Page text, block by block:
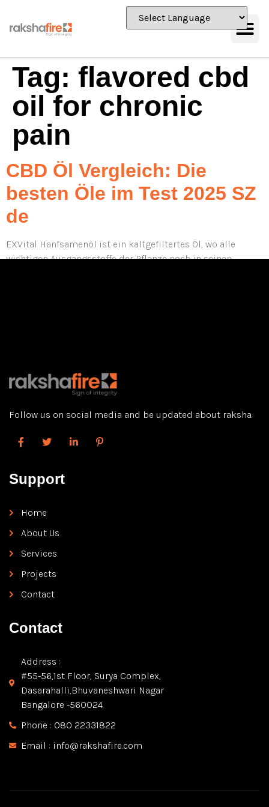
Tag: flavored cbd
oil for chronic
pain
CBD Öl Vergleich: Die
besten Öle im Test 2025 SZ
de
EXVital Hanfsamenöl ist ein kaltgefiltertes Öl, wo alle
wichtigen Ausgangsstoffe der Pflanze noch in seinen
Follow us on social media and be updated about raksha.
Support
Home
About Us
Services
Projects
Contact
Contact
Address :
#55-56,1st Floor, Surya Complex,
Dasarahalli,Bhuvaneshwari Nagar
Bangalore -560024.
Phone : 080 22331822
Email : info@rakshafire.com